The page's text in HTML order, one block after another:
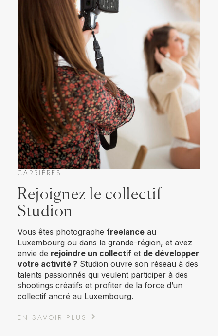
CARRIÈRES
Rejoignez le collectif
Studion
Vous êtes photographe freelance au
Luxembourg ou dans la grande-région, et avez
envie de rejoindre un collectif et de développer
votre activité ? Studion ouvre son réseau à des
talents passionnés qui veulent participer à des
shootings créatifs et profiter de la force d’un
collectif ancré au Luxembourg.
EN SAVOIR PLUS